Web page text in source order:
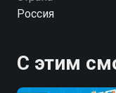
Россия
С этим